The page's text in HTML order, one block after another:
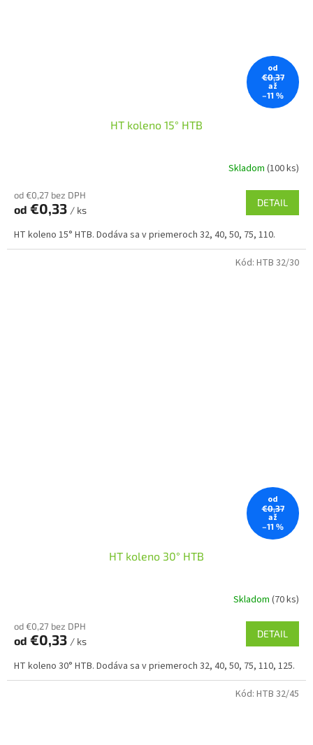
od
€0,37
až
–11 %
HT koleno 15° HTB
Skladom (100 ks)
od €0,27 bez DPH
od €0,33 / ks
DETAIL
HT koleno 15° HTB. Dodáva sa v priemeroch 32, 40, 50, 75, 110.
od
€0,37
až
–11 %
HT koleno 30° HTB
Skladom (70 ks)
od €0,27 bez DPH
od €0,33 / ks
DETAIL
HT koleno 30° HTB. Dodáva sa v priemeroch 32, 40, 50, 75, 110, 125.
Kód: HTB 32/30
Kód: HTB 32/45